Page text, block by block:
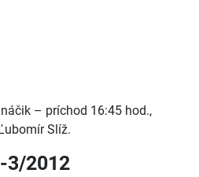
– príchod 16:45 hod.,
Slíž.
3/2012